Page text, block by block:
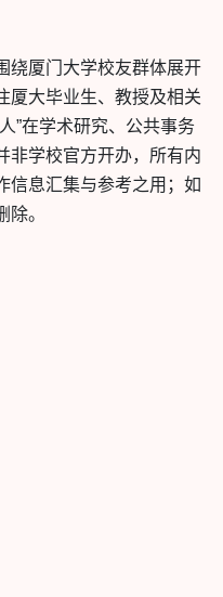
绕厦门大学校友群体展开
厦大毕业生、教授及相关
”在学术研究、公共事务
非学校官方开办，所有内
信息汇集与参考之用；如
。